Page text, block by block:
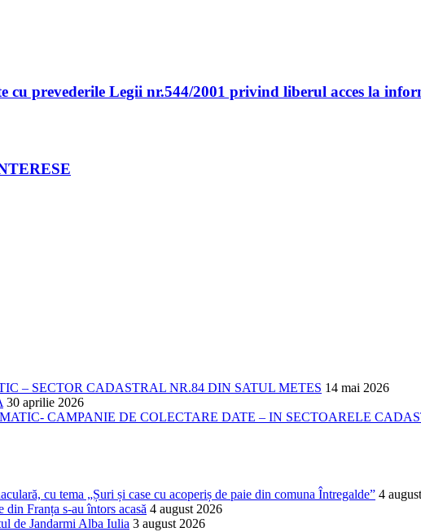
prevederile Legii nr.544/2001 privind liberul acces la
– SECTOR CADASTRAL NR.84 DIN SATUL METES 14 mai 2026
30 aprilie 2026
CAMPANIE DE COLECTARE DATE – IN SECTOARELE
cu tema „Șuri și case cu acoperiș de paie din comuna Întregalde” 4
Franța s-au întors acasă 4 august 2026
de Jandarmi Alba Iulia 3 august 2026